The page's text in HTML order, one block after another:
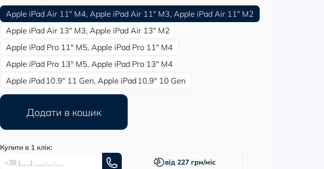
Apple iPad Air 11″ M4, Apple iPad Air 11″ M3, Apple iPad Air 11″ M2
Apple iPad Air 13″ M3, Apple iPad Air 13″ M2
Apple iPad Pro 11″ M5, Apple iPad Pro 11″ M4
Apple iPad Pro 13″ M5, Apple iPad Pro 13″ M4
Apple iPad 10.9″ 11 Gen, Apple iPad 10.9″ 10 Gen
Додати в кошик
Купити в 1 клік:
від 227 грн/міс